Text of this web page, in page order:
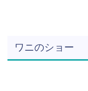
ワニのショー